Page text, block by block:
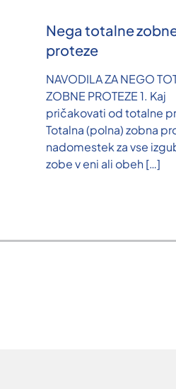
Nega totalne
proteze
NAVODILA ZA NEGO
ZOBNE PROTEZE 1. Kaj
pričakovati od totalne
Totalna (polna) zobna
nadomestek za vse
zobe v eni ali obeh[…]